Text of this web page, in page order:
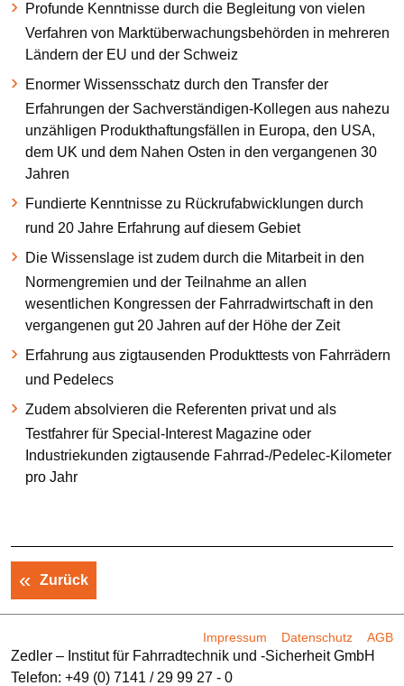
Profunde Kenntnisse durch die Begleitung von vielen
Verfahren von Marktüberwachungsbehörden in mehreren
Ländern der EU und der Schweiz
Enormer Wissensschatz durch den Transfer der
Erfahrungen der Sachverständigen-Kollegen aus nahezu
unzähligen Produkthaftungsfällen in Europa, den USA,
dem UK und dem Nahen Osten in den vergangenen 30
Jahren
Fundierte Kenntnisse zu Rückrufabwicklungen durch
rund 20 Jahre Erfahrung auf diesem Gebiet
Die Wissenslage ist zudem durch die Mitarbeit in den
Normengremien und der Teilnahme an allen
wesentlichen Kongressen der Fahrradwirtschaft in den
vergangenen gut 20 Jahren auf der Höhe der Zeit
Erfahrung aus zigtausenden Produkttests von Fahrrädern
und Pedelecs
Zudem absolvieren die Referenten privat und als
Testfahrer für Special-Interest Magazine oder
Industriekunden zigtausende Fahrrad-/Pedelec-Kilometer
pro Jahr
Zurück
überspringen
Impressum Datenschutz AGB
Zedler – Institut für Fahrradtechnik und -Sicherheit GmbH
Telefon: +49 (0) 7141 / 29 99 27 - 0